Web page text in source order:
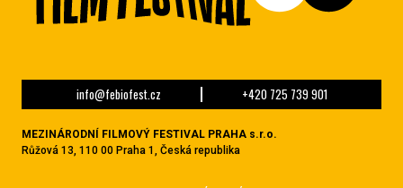
info@febiofest.cz +420 725 739 901
MEZINÁRODNÍ FILMOVÝ FESTIVAL PRAHA s.r.o.
Růžová 13, 110 00 Praha 1, Česká republika